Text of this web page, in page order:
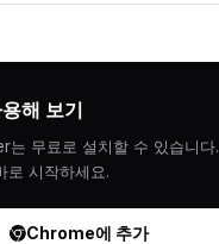
해 보기
무료로 설치할 수 있습니다.
로 시작하세요.
Chrome에 추가